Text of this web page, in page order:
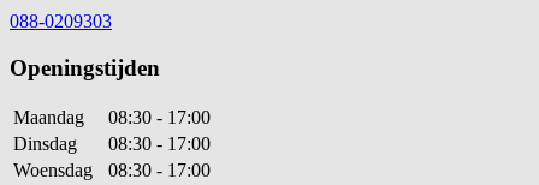
088-0209303
Openingstijden
Maandag
08:30 - 17:00
Dinsdag
08:30 - 17:00
Woensdag
08:30 - 17:00